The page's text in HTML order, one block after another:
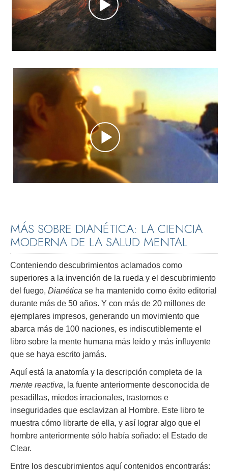
MÁS SOBRE DIANÉTICA: LA CIENCIA
MODERNA DE LA SALUD MENTAL
Conteniendo descubrimientos aclamados como
superiores a la invención de la rueda y el descubrimiento
del fuego, Dianética se ha mantenido como éxito editorial
durante más de 50 años. Y con más de 20 millones de
ejemplares impresos, generando un movimiento que
abarca más de 100 naciones, es indiscutiblemente el
libro sobre la mente humana más leído y más influyente
que se haya escrito jamás.
Aquí está la anatomía y la descripción completa de la
mente reactiva, la fuente anteriormente desconocida de
pesadillas, miedos irracionales, trastornos e
inseguridades que esclavizan al Hombre. Este libro te
muestra cómo librarte de ella, y así lograr algo que el
hombre anteriormente sólo había soñado: el Estado de
Clear.
Entre los descubrimientos aquí contenidos encontrarás: